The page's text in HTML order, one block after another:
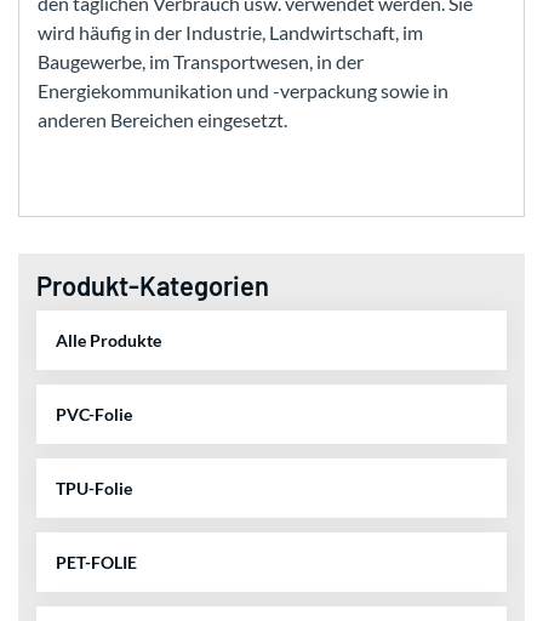
wird häufig in der Industrie, Landwirtschaft, im
Baugewerbe, im Transportwesen, in der
Energiekommunikation und -verpackung sowie in
anderen Bereichen eingesetzt.
Produkt-Kategorien
Alle Produkte
PVC-Folie
TPU-Folie
PET-FOLIE